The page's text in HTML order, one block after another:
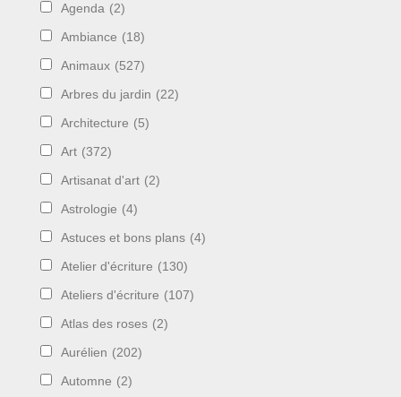
Agenda (2)
Ambiance (18)
Animaux (527)
Arbres du jardin (22)
Architecture (5)
Art (372)
Artisanat d'art (2)
Astrologie (4)
Astuces et bons plans (4)
Atelier d'écriture (130)
Ateliers d'écriture (107)
Atlas des roses (2)
Aurélien (202)
Automne (2)